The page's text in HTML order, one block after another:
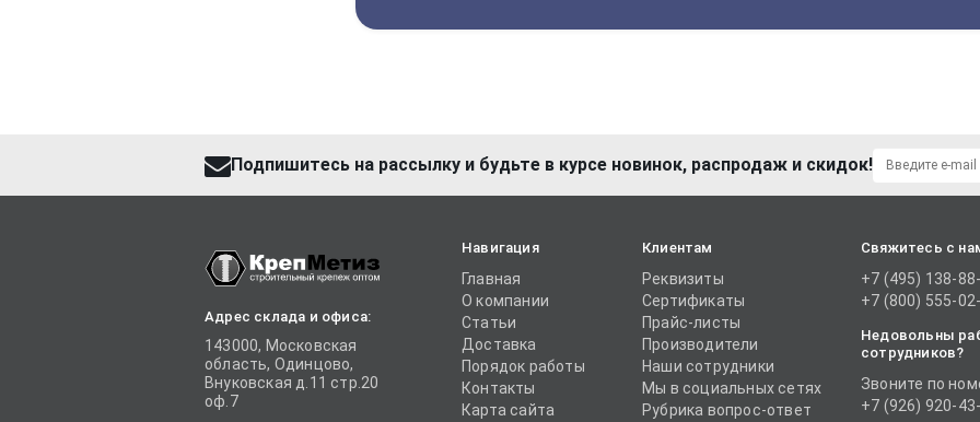
Подпишитесь на рассылку и будьте в курсе новинок, распродаж и скидок!
Адрес склада и офиса:
143000, Московская
область, Одинцово,
Внуковская д.11 стр.20
оф.7
Навигация
Главная
О компании
Статьи
Доставка
Порядок работы
Контакты
Карта сайта
Клиентам
Реквизиты
Сертификаты
Прайс-листы
Производители
Наши сотрудники
Мы в социальных сетях
Рубрика вопрос-ответ
Свяжитесь с
+7 (495) 138-
+7 (800) 555-
Недовольны
сотрудников?
Звоните по
+7 (926) 920-